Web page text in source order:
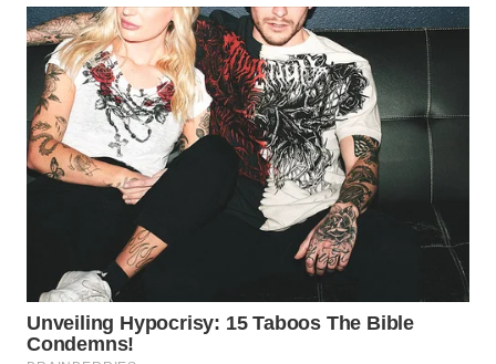
WN
BOROBUDUR
WN
MADURA
WN
WN
NATUNA
WN